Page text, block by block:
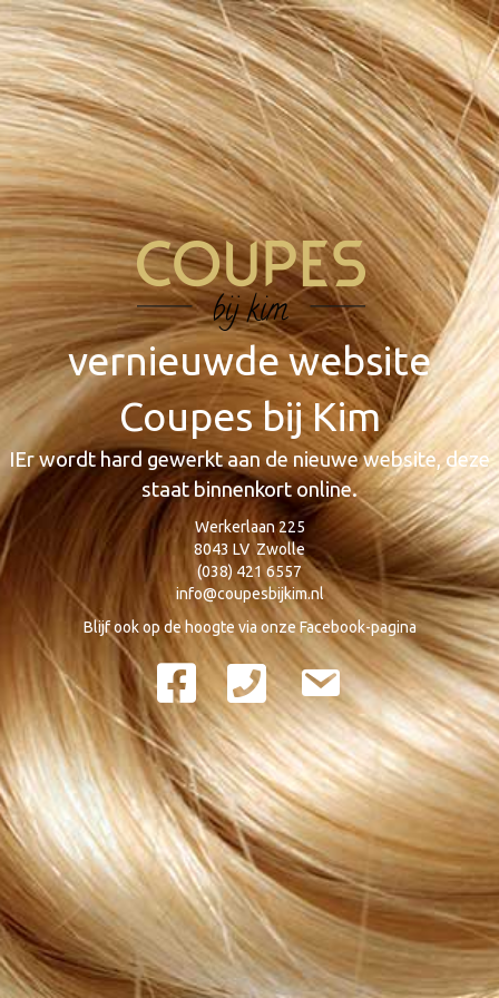
vernieuwde website
Coupes bij Kim
IEr wordt hard gewerkt aan de nieuwe website, deze
staat binnenkort online.
Werkerlaan 225
8043 LV Zwolle
(038) 421 6557
info@coupesbijkim.nl
Blijf ook op de hoogte via onze Facebook-pagina